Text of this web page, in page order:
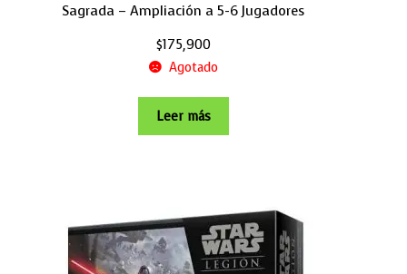
Sagrada – Ampliación a 5-6 Jugadores
$175,900
Agotado
Leer más